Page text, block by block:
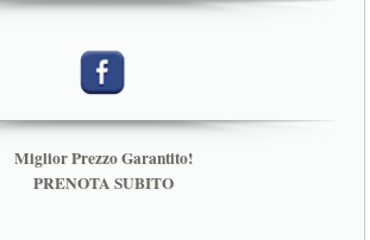
Miglior Prezzo Garantito!
PRENOTA SUBITO